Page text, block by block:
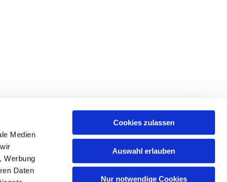
Medien
Werbung
Daten
Cookies zulassen
Auswahl erlauben
Nur notwendige Cookies